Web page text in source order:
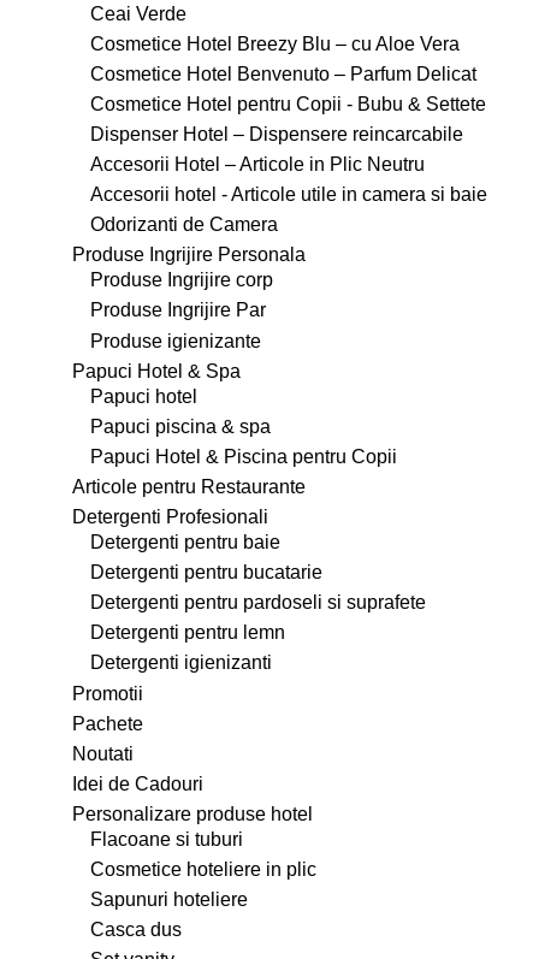
Ceai Verde
Cosmetice Hotel Breezy Blu – cu Aloe Vera
Cosmetice Hotel Benvenuto – Parfum Delicat
Cosmetice Hotel pentru Copii - Bubu & Settete
Dispenser Hotel – Dispensere reincarcabile
Accesorii Hotel – Articole in Plic Neutru
Accesorii hotel - Articole utile in camera si baie
Odorizanti de Camera
Produse Ingrijire Personala
Produse Ingrijire corp
Produse Ingrijire Par
Produse igienizante
Papuci Hotel & Spa
Papuci hotel
Papuci piscina & spa
Papuci Hotel & Piscina pentru Copii
Articole pentru Restaurante
Detergenti Profesionali
Detergenti pentru baie
Detergenti pentru bucatarie
Detergenti pentru pardoseli si suprafete
Detergenti pentru lemn
Detergenti igienizanti
Promotii
Pachete
Noutati
Idei de Cadouri
Personalizare produse hotel
Flacoane si tuburi
Cosmetice hoteliere in plic
Sapunuri hoteliere
Casca dus